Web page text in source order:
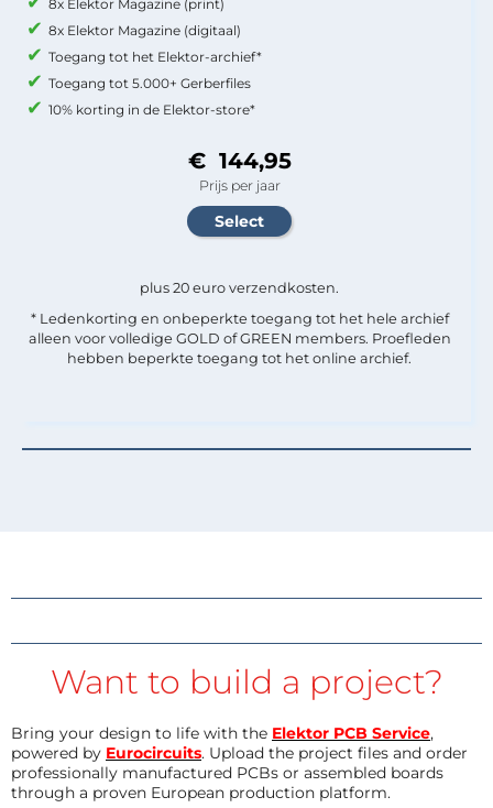
8x Elektor Magazine (print)
8x Elektor Magazine (digitaal)
Toegang tot het Elektor-archief*
Toegang tot 5.000+ Gerberfiles
10% korting in de Elektor-store*
€ 144,95
Prijs per jaar
plus 20 euro verzendkosten.
* Ledenkorting en onbeperkte toegang tot het hele archief
alleen voor volledige GOLD of GREEN members. Proefleden
hebben beperkte toegang tot het online archief.
Want to build a project?
Bring your design to life with the Elektor PCB Service,
powered by Eurocircuits. Upload the project files and order
professionally manufactured PCBs or assembled boards
through a proven European production platform.